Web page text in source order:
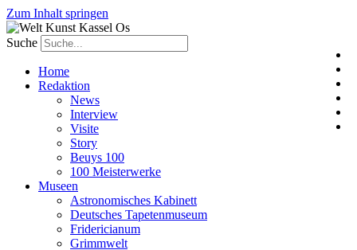
Zum Inhalt springen
Suche
Home
Redaktion
News
Interview
Visite
Story
Beuys 100
100 Meisterwerke
Museen
Astronomisches Kabinett
Deutsches Tapetenmuseum
Fridericianum
Grimmwelt